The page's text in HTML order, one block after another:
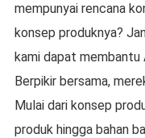
mempunyai rencana
konsep produknya?
kami dapat membantu
Berpikir bersama,
Mulai dari konsep
produk hingga bahan